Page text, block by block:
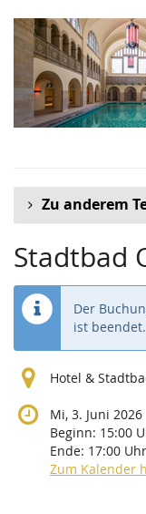
Zum
Haupt-
Inhalt
springen
Zu anderem
Stadtbad
Der
ist beendet.
Hotel &
Mi, 3. Juni 2026
Beginn: 15:00
Ende: 17:00 Uhr
Zum Kalender